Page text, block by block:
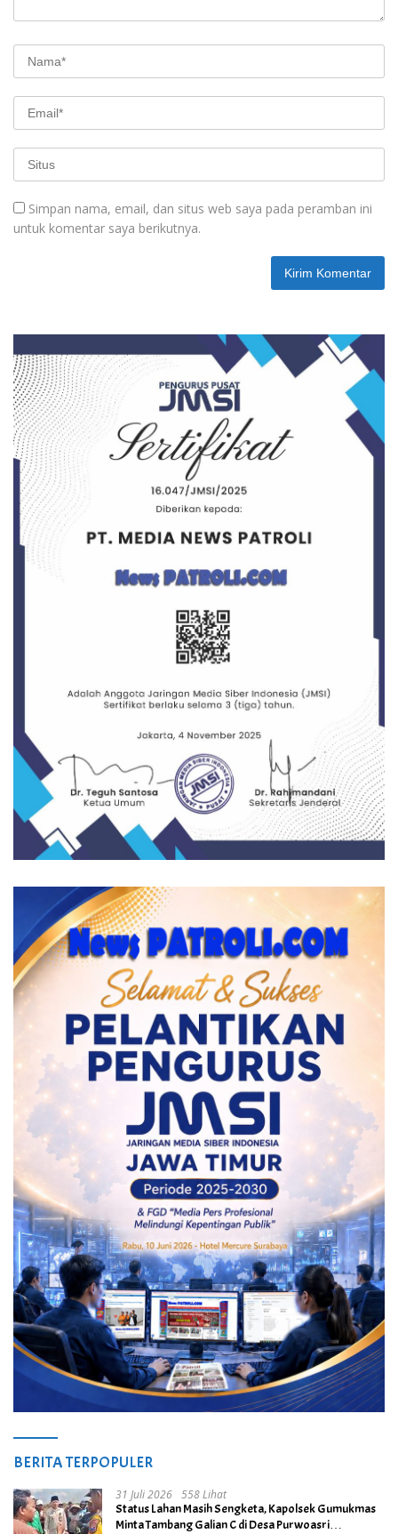
Simpan nama, email, dan situs web saya pada peramban ini
untuk komentar saya berikutnya.
BERITA TERPOPULER
31 Juli 2026 558 Lihat
Status Lahan Masih Sengketa, Kapolsek Gumukmas
Minta Tambang Galian C di Desa Purwoasri